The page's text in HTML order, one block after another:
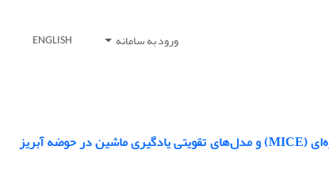
ورود به سامانه ENGLISH
بازسازی داده‌های گمشده اقلیمی با استفاده از ترکیب روش بازسازی چندگانه با معادلات زنجیره‌ای (MICE) و مدل‌های تقویتی یادگیری ماشین در حوضه آبریز